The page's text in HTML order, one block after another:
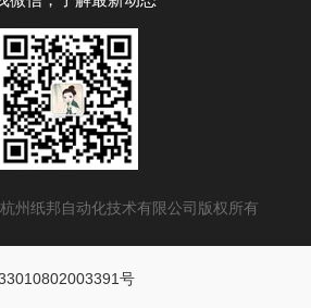
州纸邦自动化技术有限公司版权所有
号